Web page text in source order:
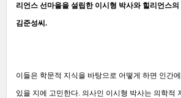
리언스 선마을을 설립한 이시형 박사와 힐리언스
김준성씨.
이들은 학문적 지식을 바탕으로 어떻게 하면 인간
있을 지에 고민한다. 의사인 이시형 박사는 의학적